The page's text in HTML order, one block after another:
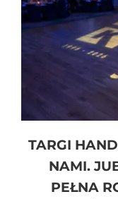
TARGI
NAMI.
PEŁNA